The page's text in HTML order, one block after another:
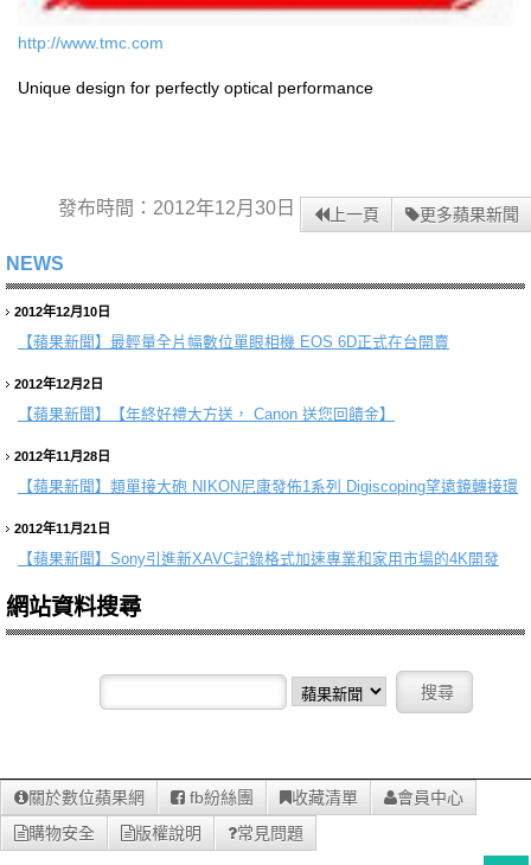
http://www.tmc.com
Unique design for perfectly optical performance
發布時間：2012年12月30日 上一頁 更多蘋果新聞
NEWS
2012年12月10日
【蘋果新聞】 最輕量全片幅數位單眼相機 EOS 6D正式在台開賣
2012年12月2日
【蘋果新聞】 【年終好禮大方送， Canon 送您回饋金】
2012年11月28日
【蘋果新聞】 類單接大砲 NIKON尼康發佈1系列 Digiscoping望遠鏡轉接環
2012年11月21日
【蘋果新聞】 Sony引進新XAVC記錄格式加速專業和家用市場的4K開發
網站資料搜尋
關於數位蘋果網 fb紛絲團 收藏清單
會員中心
購物安全
版權說明 常見問題